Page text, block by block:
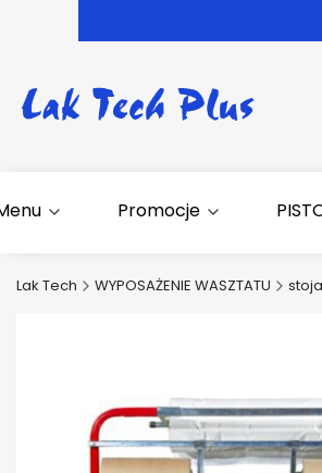
Promocje
Lak Tech WYPOSAŻENIE WASZTATU